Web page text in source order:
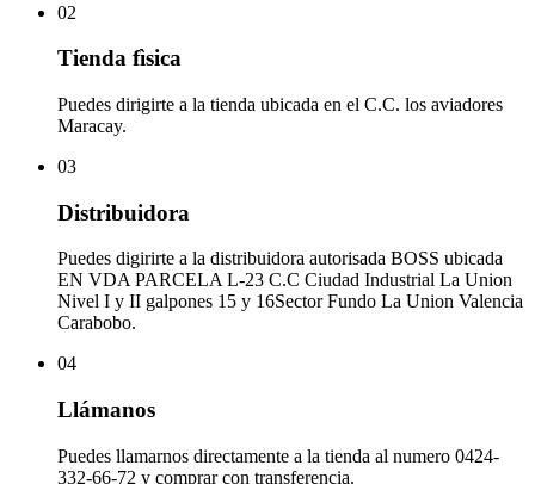
02
Tienda fìsica
Puedes dirigirte a la tienda ubicada en el C.C. los aviadores
Maracay.
03
Distribuidora
Puedes digirirte a la distribuidora autorisada BOSS ubicada
EN VDA PARCELA L-23 C.C Ciudad Industrial La Union
Nivel I y II galpones 15 y 16Sector Fundo La Union Valencia
Carabobo.
04
Llámanos
Puedes llamarnos directamente a la tienda al numero 0424-
332-66-72 y comprar con transferencia.